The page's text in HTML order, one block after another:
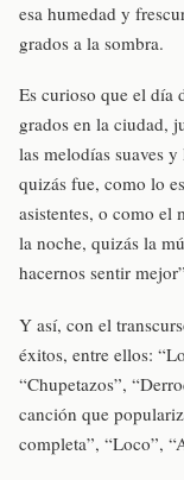
esa humedad y
grados a la sombra.
Es curioso que el día
grados en la ciudad,
las melodías suaves
quizás fue, como lo
asistentes, o como el
la noche, quizás la
hacernos sentir
Y así, con el
éxitos, entre ellos:
“Chupetazos”,
canción que
completa”, “Loco”,